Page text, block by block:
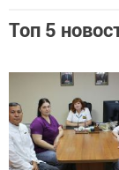
Топ 5